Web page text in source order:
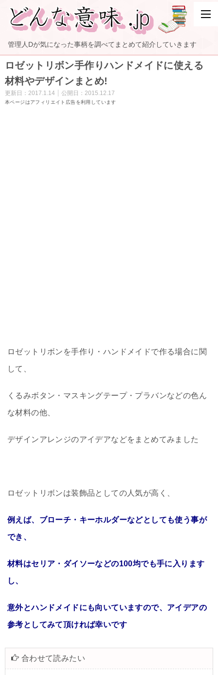
管理人Dが気になった事柄を調べてまとめて紹介していきます
ロゼットリボン手作りハンドメイドに使える
材料やデザインまとめ!
更新日： 2017.1.14 公開日： 2015.12.17
本ページはアフィリエイト広告を利用しています
ロゼットリボンを手作り・ハンドメイドで作る場合に関
して、
くるみボタン・マスキングテープ・プラバンなどの色ん
な材料の他、
デザインアレンジのアイデアなどをまとめてみました
ロゼットリボンは装飾品としての人気が高く、
例えば、ブローチ・キーホルダーなどとしても使う事が
でき、
材料はセリア・ダイソーなどの100均でも手に入ります
し、
意外とハンドメイドにも向いていますので、アイデアの
参考としてみて頂ければ幸いです
合わせて読みたい